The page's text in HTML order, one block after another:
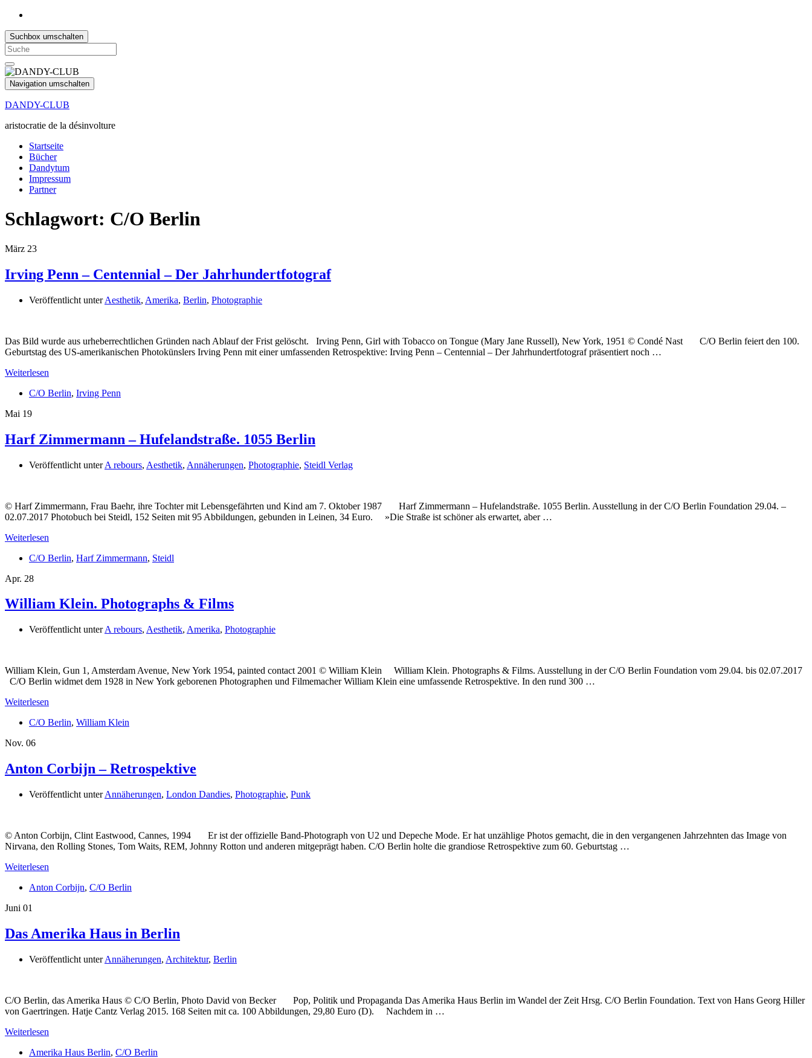
Suchbox umschalten
Search
for:
Navigation umschalten
DANDY-CLUB
aristocratie de la désinvolture
Startseite
Bücher
Dandytum
Impressum
Partner
Schlagwort: C/O Berlin
März 23
Irving Penn – Centennial – Der Jahrhundertfotograf
Veröffentlicht unterAesthetik, Amerika, Berlin, Photographie
Das Bild wurde aus urheberrechtlichen Gründen nach Ablauf der Frist gelöscht. Irving Penn, Girl with Tobacco on Tongue (Mary Jane Russell), New York, 1951 © Condé Nast C/O Berlin feiert den 100.
Geburtstag des US-amerikanischen Photokünslers Irving Penn mit einer umfassenden Retrospektive: Irving Penn – Centennial – Der Jahrhundertfotograf präsentiert noch …
Weiterlesen
C/O Berlin, Irving Penn
Mai 19
Harf Zimmermann – Hufelandstraße. 1055 Berlin
Veröffentlicht unterA rebours, Aesthetik, Annäherungen, Photographie, Steidl Verlag
© Harf Zimmermann, Frau Baehr, ihre Tochter mit Lebensgefährten und Kind am 7. Oktober 1987 Harf Zimmermann – Hufelandstraße. 1055 Berlin. Ausstellung in der C/O Berlin Foundation 29.04. –
02.07.2017 Photobuch bei Steidl, 152 Seiten mit 95 Abbildungen, gebunden in Leinen, 34 Euro. »Die Straße ist schöner als erwartet, aber …
Weiterlesen
C/O Berlin, Harf Zimmermann, Steidl
Apr. 28
William Klein. Photographs & Films
Veröffentlicht unterA rebours, Aesthetik, Amerika, Photographie
William Klein, Gun 1, Amsterdam Avenue, New York 1954, painted contact 2001 © William Klein William Klein. Photographs & Films. Ausstellung in der C/O Berlin Foundation vom 29.04. bis 02.07.2017
C/O Berlin widmet dem 1928 in New York geborenen Photographen und Filmemacher William Klein eine umfassende Retrospektive. In den rund 300 …
Weiterlesen
C/O Berlin, William Klein
Nov. 06
Anton Corbijn – Retrospektive
Veröffentlicht unterAnnäherungen, London Dandies, Photographie, Punk
© Anton Corbijn, Clint Eastwood, Cannes, 1994 Er ist der offizielle Band-Photograph von U2 und Depeche Mode. Er hat unzählige Photos gemacht, die in den vergangenen Jahrzehnten das Image von
Nirvana, den Rolling Stones, Tom Waits, REM, Johnny Rotton und anderen mitgeprägt haben. C/O Berlin holte die grandiose Retrospektive zum 60. Geburtstag …
Weiterlesen
Anton Corbijn, C/O Berlin
Juni 01
Das Amerika Haus in Berlin
Veröffentlicht unterAnnäherungen, Architektur, Berlin
C/O Berlin, das Amerika Haus © C/O Berlin, Photo David von Becker Pop, Politik und Propaganda Das Amerika Haus Berlin im Wandel der Zeit Hrsg. C/O Berlin Foundation. Text von Hans Georg Hiller
von Gaertringen. Hatje Cantz Verlag 2015. 168 Seiten mit ca. 100 Abbildungen, 29,80 Euro (D). Nachdem in …
Weiterlesen
Amerika Haus Berlin, C/O Berlin